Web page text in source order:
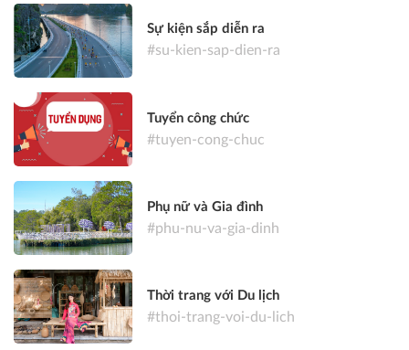
Sự kiện sắp diễn ra
#su-kien-sap-dien-ra
Tuyển công chức
#tuyen-cong-chuc
Phụ nữ và Gia đình
#phu-nu-va-gia-dinh
Thời trang với Du lịch
#thoi-trang-voi-du-lich